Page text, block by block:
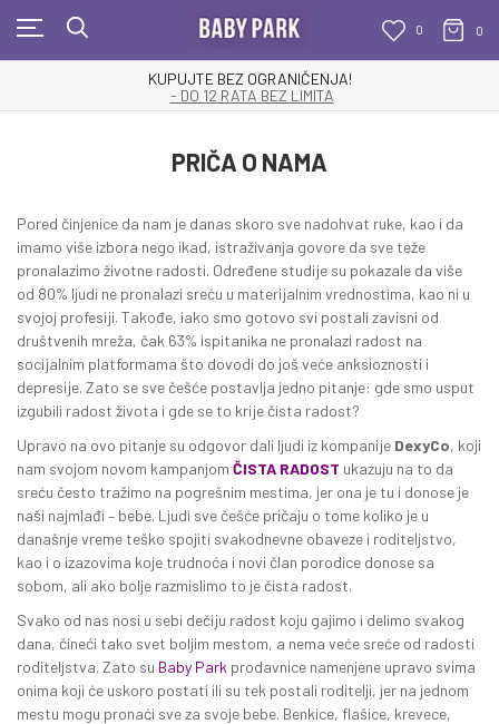
0 0
KUPUJTE BEZ OGRANIČENJA!
- DO 12 RATA BEZ LIMITA
PRIČA O NAMA
Pored činjenice da nam je danas skoro sve nadohvat ruke, kao i da
imamo više izbora nego ikad, istraživanja govore da sve teže
pronalazimo životne radosti. Određene studije su pokazale da više
od 80% ljudi ne pronalazi sreću u materijalnim vrednostima, kao ni u
svojoj profesiji. Takođe, iako smo gotovo svi postali zavisni od
društvenih mreža, čak 63% ispitanika ne pronalazi radost na
socijalnim platformama što dovodi do još veće anksioznosti i
depresije. Zato se sve češće postavlja jedno pitanje: gde smo usput
izgubili radost života i gde se to krije čista radost?
Upravo na ovo pitanje su odgovor dali ljudi iz kompanije DexyCo, koji
nam svojom novom kampanjom ČISTA RADOST ukazuju na to da
sreću često tražimo na pogrešnim mestima, jer ona je tu i donose je
naši najmlađi – bebe. Ljudi sve češće pričaju o tome koliko je u
današnje vreme teško spojiti svakodnevne obaveze i roditeljstvo,
kao i o izazovima koje trudnoća i novi član porodice donose sa
sobom, ali ako bolje razmislimo to je čista radost.
Svako od nas nosi u sebi dečiju radost koju gajimo i delimo svakog
dana, čineći tako svet boljim mestom, a nema veće sreće od radosti
roditeljstva. Zato su Baby Park prodavnice namenjene upravo svima
onima koji će uskoro postati ili su tek postali roditelji, jer na jednom
mestu mogu pronaći sve za svoje bebe. Benkice, flašice, krevece,